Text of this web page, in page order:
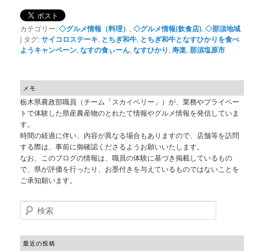
カテゴリー:◇グルメ情報（料理） ,◇グルメ情報(飲食店),◇那須地域
| タグ:サイコロステーキ, とちぎ和牛, とちぎ和牛となすひかりを食べ
ようキャンペーン,なすの食ぃーん,なすひかり,寿楽,那須塩原市
メモ
栃木県農政部職員（チーム「スカイベリー」）が、業務やプライベー
トで体験した県産農産物のとれたて情報やグルメ情報を発信していま
す。
時間の経過に伴い、内容が異なる場合もありますので、店舗等を訪問
する際は、事前に御確認くださるようお願いいたします。
なお、このブログの情報は、職員の体験に基づき掲載しているもの
で、県が評価を行ったり、お墨付きを与えているものではないことを
ご承知願います。
検索
最近の投稿